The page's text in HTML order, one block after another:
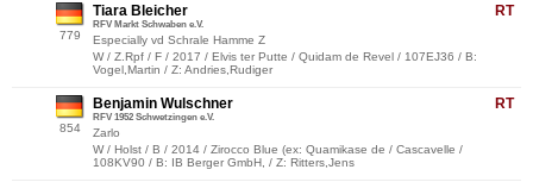
779
RT
Tiara Bleicher
RFV Markt Schwaben e.V.
Especially vd Schrale Hamme Z
W / Z.Rpf / F / 2017 / Elvis ter Putte / Quidam de Revel / 107EJ36 / B:
Vogel,Martin / Z: Andries,Rudiger
854
RT
Benjamin Wulschner
RFV 1952 Schwetzingen e.V.
Zarlo
W / Holst / B / 2014 / Zirocco Blue (ex: Quamikase de / Cascavelle /
108KV90 / B: IB Berger GmbH, / Z: Ritters,Jens